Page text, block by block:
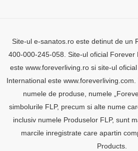
Site-ul e-sanatos.ro este detinut de un
400-000-245-058. Site-ul oficial Forever
este www.foreverliving.ro si site-ul
International este
numele de produse, numele
simbolurile FLP, precum si alte nume
inclusiv numele Produselor FLP, sunt
marcile inregistrate care apartin
Products.